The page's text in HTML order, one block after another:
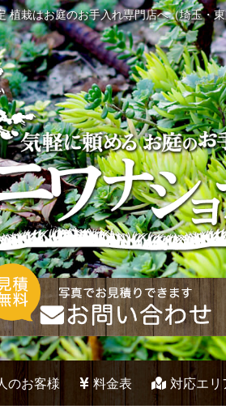
植栽はお庭のお手入れ専門店へ（埼玉・
のお客様 料金表 対応エリ